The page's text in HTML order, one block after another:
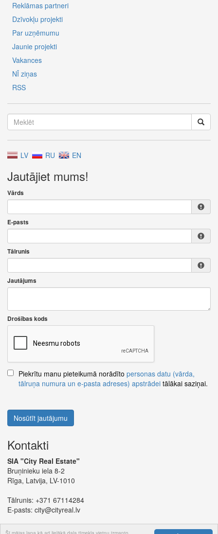
Reklāmas partneri
Dzīvokļu projekti
Par uzņēmumu
Jaunie projekti
Vakances
NĪ ziņas
RSS
LV RU EN
Jautājiet mums!
Vārds
E-pasts
Tālrunis
Jautājums
Drošības kods
Piekrītu manu pieteikumā norādīto personas datu (vārda,
tālruņa numura un e-pasta adreses) apstrādei tālākai saziņai.
Nosūtīt jautājumu
Kontakti
SIA "City Real Estate"
Bruņinieku iela 8-2
Rīga, Latvija, LV-1010
Tālrunis: +371 67114284
E-pasts: city@cityreal.lv